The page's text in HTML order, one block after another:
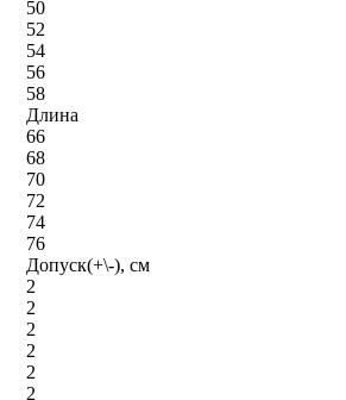
50
52
54
56
58
Длина
66
68
70
72
74
76
Допуск(+\-), см
2
2
2
2
2
2